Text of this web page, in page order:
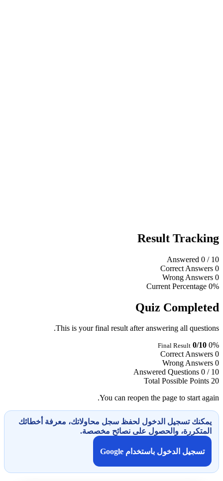
Result Tracking
Answered 0/ 10
Correct Answers 0
Wrong Answers 0
Current Percentage 0%
Quiz Completed
This is your final result after answering all questions.
Final Result 0/10 0%
Correct Answers 0
Wrong Answers 0
Answered Questions 0 / 10
Total Possible Points 20
You can reopen the page to start again.
يمكنك تسجيل الدخول لحفظ سجل محاولاتك، معرفة أخطائك
المتكررة، والحصول على نصائح مخصصة.
تسجيل الدخول باستخدام Google